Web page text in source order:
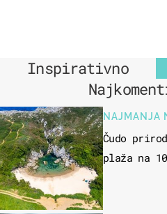
Inspirativno
NAJMANJA
Čudo
plaža na